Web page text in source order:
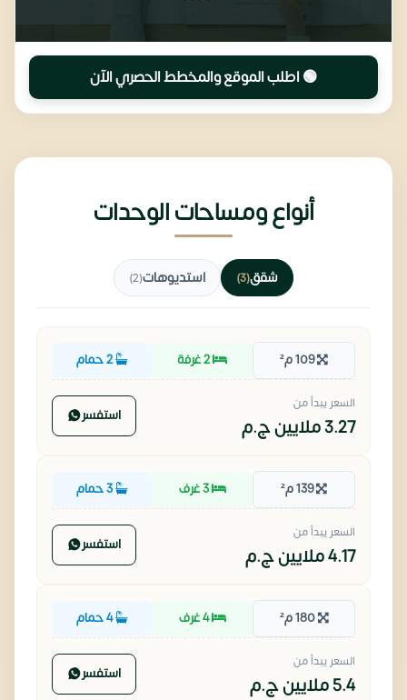
🟢 اطلب الموقع والمخطط الحصري الآن
أنواع ومساحات الوحدات
شقق(3) استديوهات(2)
109 م² 2 غرفة 2 حمام
السعر يبدأ من
3.27 ملايين ج.م استفسر
139 م² 3 غرف 3 حمام
السعر يبدأ من
4.17 ملايين ج.م استفسر
180 م² 4 غرف 4 حمام
السعر يبدأ من
5.4 ملايين ج.م استفسر